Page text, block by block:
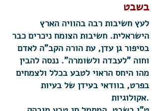
בשבט​
לעץ חשיבות רבה בהוויה הארץ
הישראלית. חשיבות הצומח ניכרים כבר
בסיפור גן עדן, עת הורה הקב"ה לאדם
וחוה "לעבדה ולשומרה". ננסה להבין
מהו היחס הראוי לטבע בכלל ולצמחים
בפרט, בוודאי בעידן של בעיות
אקולוגיות.